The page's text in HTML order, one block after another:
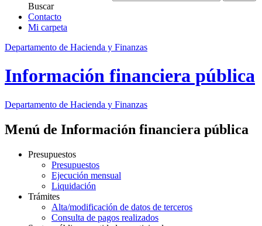
Buscar
Contacto
Mi carpeta
Departamento de Hacienda y Finanzas
Información financiera pública
Departamento de Hacienda y Finanzas
Menú de Información financiera pública
Presupuestos
Presupuestos
Ejecución mensual
Liquidación
Trámites
Alta/modificación de datos de terceros
Consulta de pagos realizados